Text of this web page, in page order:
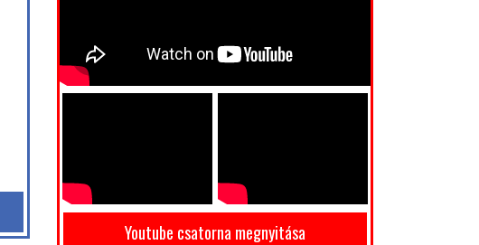
Youtube csatorna megnyitása